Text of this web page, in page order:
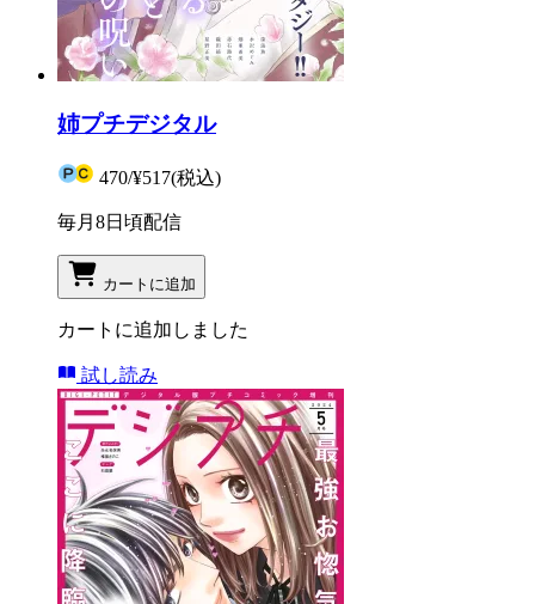
姉プチデジタル
470/¥517(税込)
毎月8日頃配信
カートに追加
カートに追加しました
試し読み